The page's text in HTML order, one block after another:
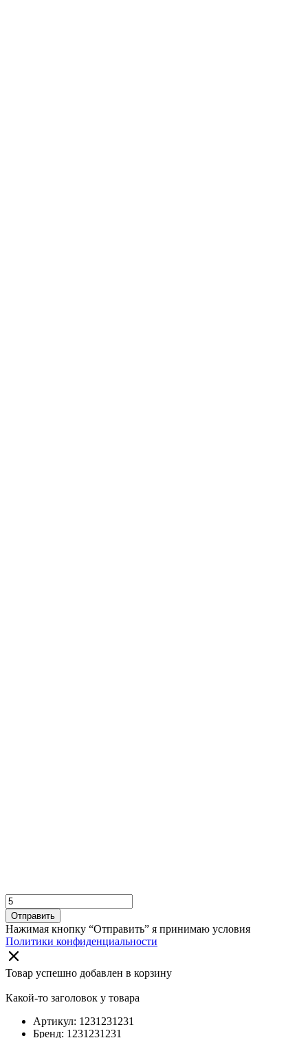
Отправить
Нажимая кнопку “Отправить” я принимаю условия
Политики конфиденциальности
Товар успешно добавлен в корзину
Какой-то заголовок у товара
Артикул: 1231231231
Бренд: 1231231231